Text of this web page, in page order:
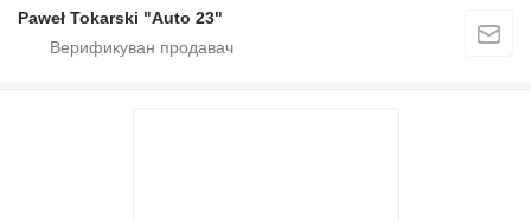
Paweł Tokarski "Auto 23"